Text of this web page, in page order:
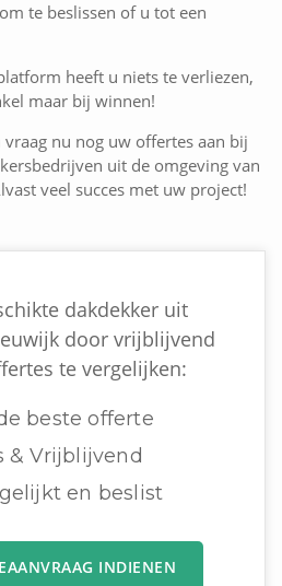
te beslissen of u tot een
heeft u niets te verliezen,
maar bij winnen!
nu nog uw offertes aan bij
uit de omgeving van
veel succes met uw project!
dakdekker uit
door vrijblijvend
te vergelijken:
beste offerte
& Vrijblijvend
en beslist
INDIENEN